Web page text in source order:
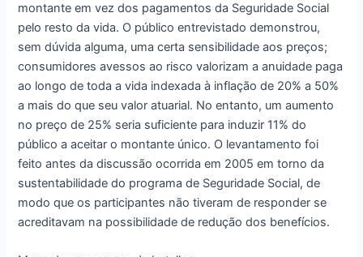
montante em vez dos pagamentos da Seguridade Social
pelo resto da vida. O público entrevistado demonstrou,
sem dúvida alguma, uma certa sensibilidade aos preços;
consumidores avessos ao risco valorizam a anuidade paga
ao longo de toda a vida indexada à inflação de 20% a 50%
a mais do que seu valor atuarial. No entanto, um aumento
no preço de 25% seria suficiente para induzir 11% do
público a aceitar o montante único. O levantamento foi
feito antes da discussão ocorrida em 2005 em torno da
sustentabilidade do programa de Seguridade Social, de
modo que os participantes não tiveram de responder se
acreditavam na possibilidade de redução dos benefícios.